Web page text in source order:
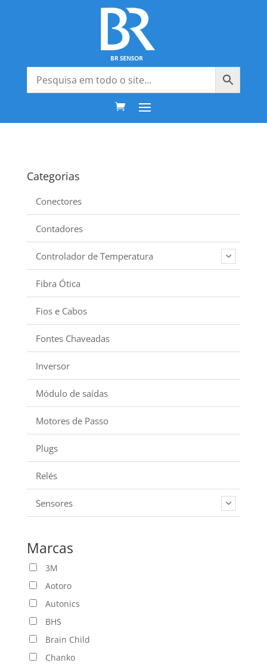
Categorias
Conectores
Contadores
Controlador de Temperatura
Fibra Ótica
Fios e Cabos
Fontes Chaveadas
Inversor
Módulo de saídas
Motores de Passo
Plugs
Relés
Sensores
Marcas
3M
Aotoro
Autonics
BHS
Brain Child
Chanko